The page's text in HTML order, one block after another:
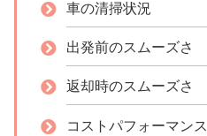
車の清掃状況
出発前のスムーズさ
返却時のスムーズさ
コストパフォーマンス